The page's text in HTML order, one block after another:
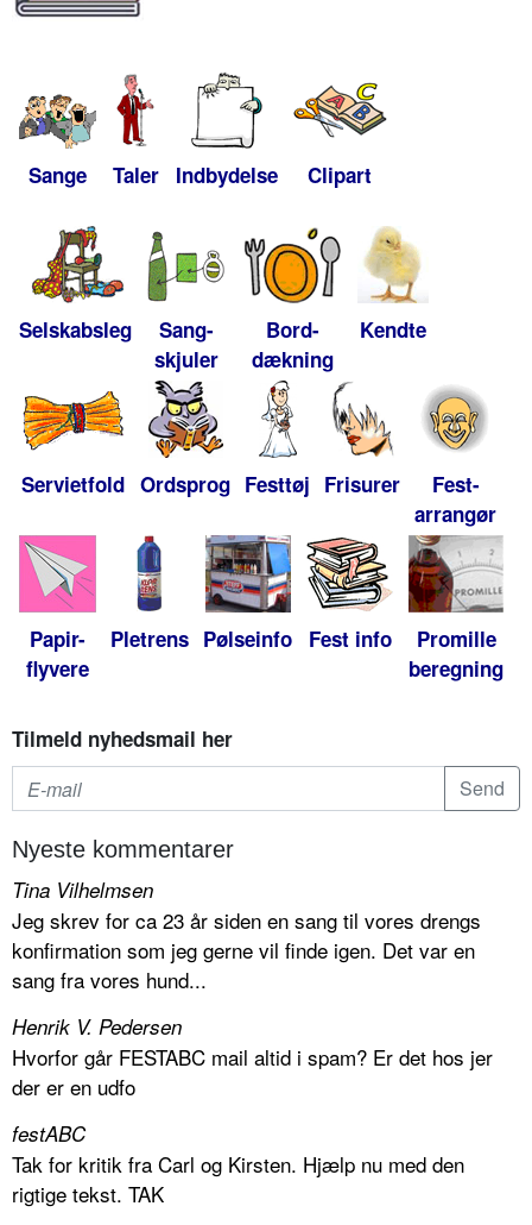
Sange Taler Indbydelse Clipart
Selskabsleg
Sang-
skjuler
Bord-
dækning
Kendte
Servietfold Ordsprog Festtøj Frisurer
Fest-
arrangør
Papir-
flyvere
Pletrens Pølseinfo Fest info
Promille
beregning
Tilmeld nyhedsmail her
Nyeste kommentarer
Tina Vilhelmsen
Jeg skrev for ca 23 år siden en sang til vores drengs
konfirmation som jeg gerne vil finde igen. Det var en
sang fra vores hund...
Henrik V. Pedersen
Hvorfor går FESTABC mail altid i spam? Er det hos jer
der er en udfo
festABC
Tak for kritik fra Carl og Kirsten. Hjælp nu med den
rigtige tekst. TAK